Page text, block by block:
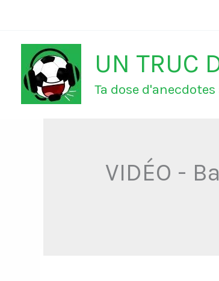
contenu
UN TRUC
Ta dose
VIDÉO -